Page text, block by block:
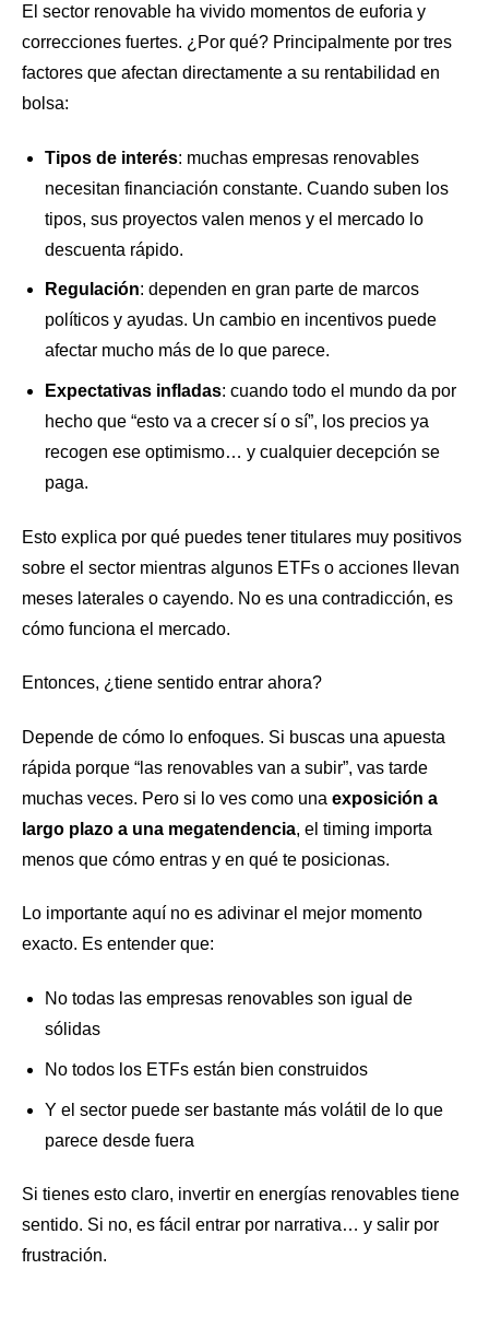
El sector renovable ha vivido momentos de euforia y
correcciones fuertes. ¿Por qué? Principalmente por tres
factores que afectan directamente a su rentabilidad en
bolsa:
Tipos de interés: muchas empresas renovables
necesitan financiación constante. Cuando suben los
tipos, sus proyectos valen menos y el mercado lo
descuenta rápido.
Regulación: dependen en gran parte de marcos
políticos y ayudas. Un cambio en incentivos puede
afectar mucho más de lo que parece.
Expectativas infladas: cuando todo el mundo da por
hecho que “esto va a crecer sí o sí”, los precios ya
recogen ese optimismo… y cualquier decepción se
paga.
Esto explica por qué puedes tener titulares muy positivos
sobre el sector mientras algunos ETFs o acciones llevan
meses laterales o cayendo. No es una contradicción, es
cómo funciona el mercado.
Entonces, ¿tiene sentido entrar ahora?
Depende de cómo lo enfoques. Si buscas una apuesta
rápida porque “las renovables van a subir”, vas tarde
muchas veces. Pero si lo ves como una exposición a
largo plazo a una megatendencia, el timing importa
menos que cómo entras y en qué te posicionas.
Lo importante aquí no es adivinar el mejor momento
exacto. Es entender que:
No todas las empresas renovables son igual de
sólidas
No todos los ETFs están bien construidos
Y el sector puede ser bastante más volátil de lo que
parece desde fuera
Si tienes esto claro, invertir en energías renovables tiene
sentido. Si no, es fácil entrar por narrativa… y salir por
frustración.